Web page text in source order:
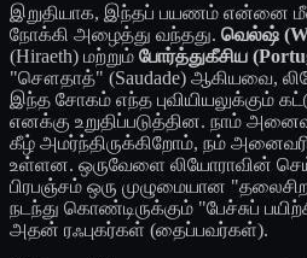
இறுதியாக, இந்தப் பயணம் என்னை
நோக்கி அழைத்து வந்தது. வெல்ஷ்
(Hiraeth) மற்றும் போர்த்துகீசிய
"சௌதாத்" (Saudade) ஆகியவை,
இந்த சோகம் எந்த புவியியலுக்கும்
எனக்கு உறுதிப்படுத்தின. நாம்
கீழ் அமர்ந்திருக்கிறோம், நம்
உள்ளன. ஒருவேளை லியோராவின்
பிரபஞ்சம் ஒரு முழுமையான
நடந்து கொண்டிருக்கும் "பேச்சுப்
அதன் ரஃபுகர்கள் (தைப்பவர்கள்).